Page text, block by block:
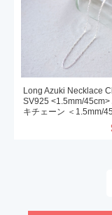
Long Azuki Necklace
SV925 <1.5mm/45cm>
キチェーン ＜1.5mm/